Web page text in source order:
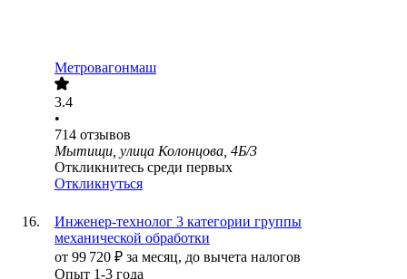
Метровагонмаш
3.4
•
714 отзывов
Мытищи, улица Колонцова, 4Б/3
Откликнитесь среди первых
Откликнуться
Инженер-технолог 3 категории группы
механической обработки
от 99 720 ₽ за месяц, до вычета налогов
Опыт 1-3 года